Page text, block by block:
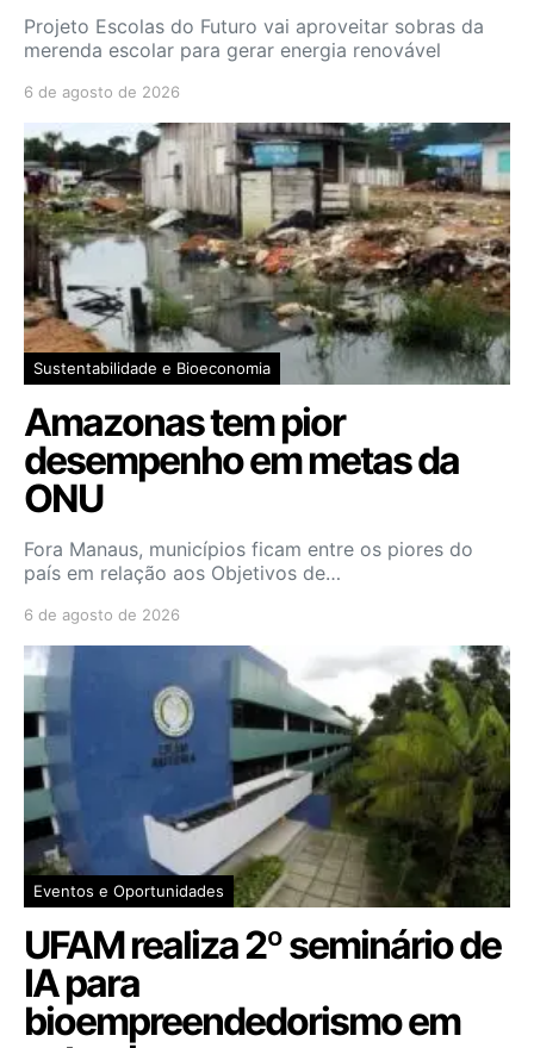
Projeto Escolas do Futuro vai aproveitar sobras da
merenda escolar para gerar energia renovável
6 de agosto de 2026
Sustentabilidade e Bioeconomia
Amazonas tem pior
desempenho em metas da
ONU
Fora Manaus, municípios ficam entre os piores do
país em relação aos Objetivos de…
6 de agosto de 2026
Eventos e Oportunidades
UFAM realiza 2º seminário de
IA para
bioempreendedorismo em